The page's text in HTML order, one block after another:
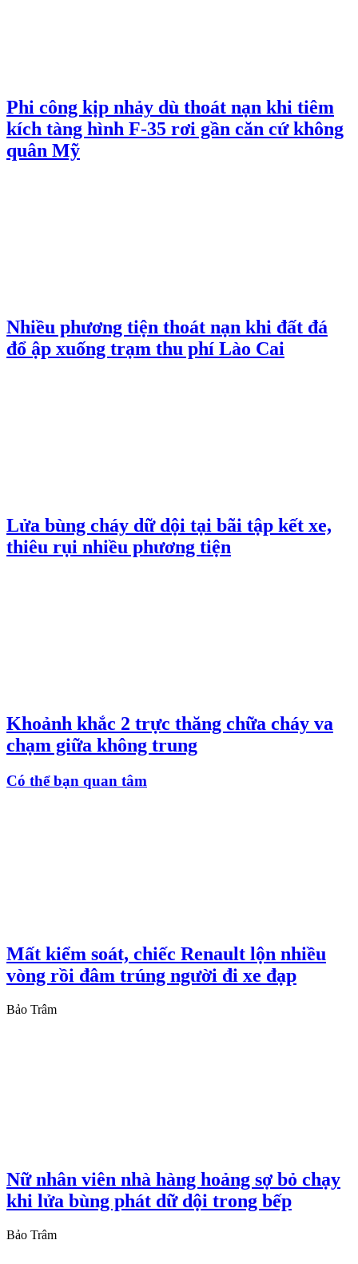
Phi công kịp nhảy dù thoát nạn khi tiêm
kích tàng hình F-35 rơi gần căn cứ không
quân Mỹ
Nhiều phương tiện thoát nạn khi đất đá
đổ ập xuống trạm thu phí Lào Cai
Lửa bùng cháy dữ dội tại bãi tập kết xe,
thiêu rụi nhiều phương tiện
Khoảnh khắc 2 trực thăng chữa cháy va
chạm giữa không trung
Có thể bạn quan tâm
Mất kiểm soát, chiếc Renault lộn nhiều
vòng rồi đâm trúng người đi xe đạp
Bảo Trâm
Nữ nhân viên nhà hàng hoảng sợ bỏ chạy
khi lửa bùng phát dữ dội trong bếp
Bảo Trâm